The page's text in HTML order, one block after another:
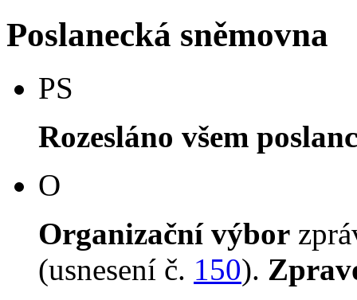
Poslanecká sněmovna
PS
Rozesláno všem
O
Organizační výbor
(usnesení č. 150).